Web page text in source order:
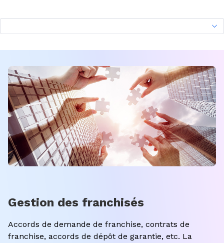
Gestion des franchisés
Accords de demande de franchise, contrats de
franchise, accords de dépôt de garantie, etc. La